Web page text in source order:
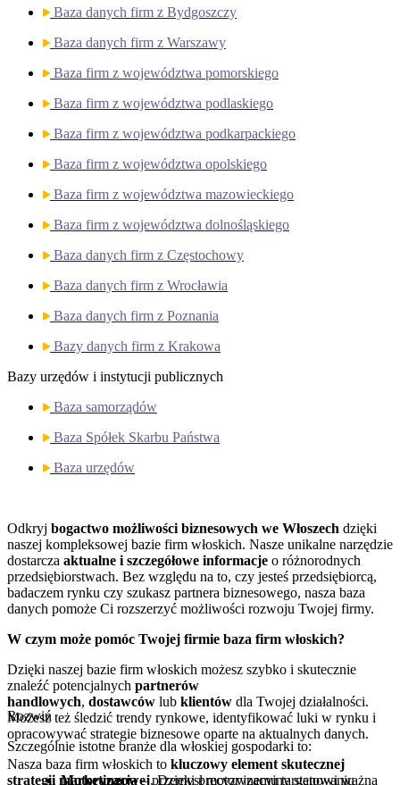
Baza danych firm z Bydgoszczy
Baza danych firm z Warszawy
Baza firm z województwa pomorskiego
Baza firm z województwa podlaskiego
Baza firm z województwa podkarpackiego
Baza firm z województwa opolskiego
Baza firm z województwa mazowieckiego
Baza firm z województwa dolnośląskiego
Baza danych firm z Częstochowy
Baza danych firm z Wrocławia
Baza danych firm z Poznania
Bazy danych firm z Krakowa
Bazy urzędów i instytucji publicznych
Baza samorządów
Baza Spółek Skarbu Państwa
Baza urzędów
Odkryj bogactwo możliwości biznesowych we Włoszech dzięki
naszej kompleksowej bazie firm włoskich. Nasze unikalne narzędzie
dostarcza aktualne i szczegółowe informacje o różnorodnych
przedsiębiorstwach. Bez względu na to, czy jesteś przedsiębiorcą,
badaczem rynku czy szukasz partnera biznesowego, nasza baza
danych pomoże Ci rozszerzyć możliwości rozwoju Twojej firmy.
W czym może pomóc Twojej firmie baza firm włoskich?
Dzięki naszej bazie firm włoskich możesz szybko i skutecznie
znaleźć potencjalnych partnerów
handlowych, dostawców lub klientów dla Twojej działalności.
Możesz też śledzić trendy rynkowe, identyfikować luki w rynku i
opracowywać strategie biznesowe oparte na aktualnych danych.
Nasza baza firm włoskich to kluczowy element skutecznej
strategii marketingowej. Dzięki precyzyjnemu targetowaniu
Rozwiń
Szczególnie istotne branże dla włoskiej gospodarki to:
Motoryzacja– przemysł motoryzacyjny stanowi ważną